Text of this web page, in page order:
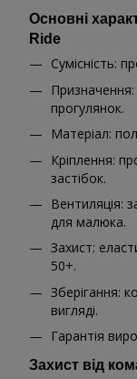
Основні
Ride
Сумісність:
Призначення:
прогулянок.
Матеріал:
Кріплення:
застібок.
Вентиляція:
для малюка.
Захист:
50+.
Зберігання:
вигляді.
Гарантія
Захист від